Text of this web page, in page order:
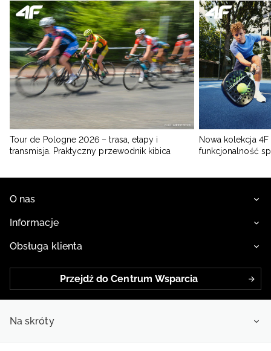
Tour de Pologne 2026 – trasa, etapy i
transmisja. Praktyczny przewodnik kibica
Nowa kolekcja
funkcjonalność
O nas
Informacje
Obsługa klienta
Przejdź do Centrum Wsparcia
Na skróty